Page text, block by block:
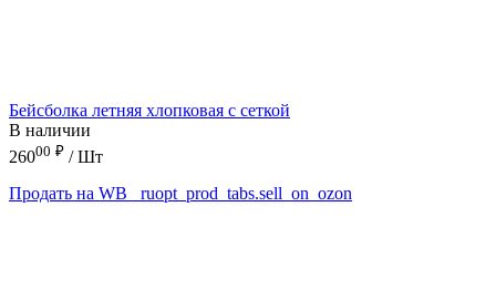
Бейсболка летняя хлопковая с сеткой
В наличии
26000 ₽ / Шт
Продать на WB
_ruopt_prod_tabs.sell_on_ozon